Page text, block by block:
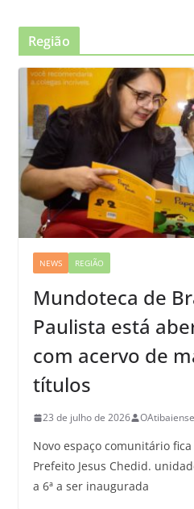
Região
NEWS REGIÃO
Mundoteca de
Paulista está
com acervo de
títulos
23 de julho de 2026 OAtibaiense
Novo espaço comunitário
Prefeito Jesus Chedid.
a 6ª a ser inaugurada